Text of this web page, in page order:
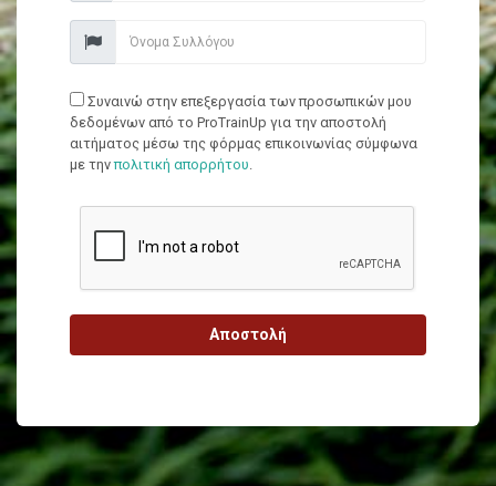
Συναινώ στην επεξεργασία των προσωπικών μου
δεδομένων από το ProTrainUp για την αποστολή
αιτήματος μέσω της φόρμας επικοινωνίας σύμφωνα
με τηνπολιτική απορρήτου.
Αποστολή